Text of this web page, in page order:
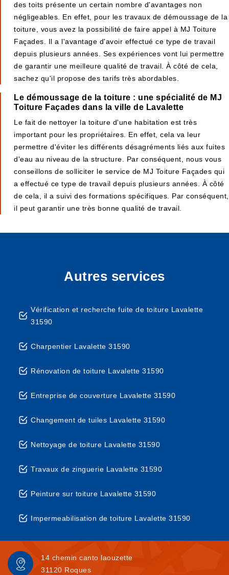
des toits présente un certain nombre d'avantages non
négligeables. En effet, pour les travaux de démoussage de la
toiture, vous avez la possibilité de faire appel à MJ Toiture
Façades. Il a l'avantage d'avoir effectué ce type de travail
depuis plusieurs années. Ses expériences vont lui permettre
de garantir une meilleure qualité de travail. À côté de cela,
sachez qu'il propose des tarifs très abordables.
Le démoussage de la toiture : une spécialité de MJ
Toiture Façades dans la ville de Lavalette
Le fait de nettoyer la toiture d'une habitation est très
important pour les propriétaires. En effet, cela va leur
permettre d'éviter les différents désagréments liés aux fuites
d'eau au niveau de la structure. Par conséquent, nous vous
conseillons de solliciter le service de MJ Toiture Façades qui
a effectué ce type de travail depuis plusieurs années. À côté
de cela, il a suivi des formations spécifiques. Par conséquent,
il peut garantir une très bonne qualité de travail.
Autres services
Vérification et recherche fuite de toiture Lavalette
31590
Charpentier Lavalette 31590
Rénovation de toiture Lavalette 31590
Entreprise de couverture Lavalette 31590
Changement de tuiles Lavalette 31590
Nettoyage de toiture Lavalette 31590
Travaux de zinguerie Lavalette 31590
Peinture sur toiture Lavalette 31590
Impermeabilisation de toiture Lavalette 31590
14 chemin canto laouzette
31120 Roques